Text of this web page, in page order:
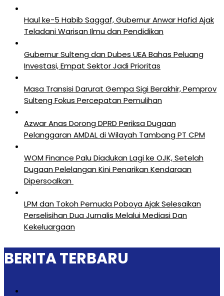
Haul ke-5 Habib Saggaf, Gubernur Anwar Hafid Ajak
Teladani Warisan Ilmu dan Pendidikan
Gubernur Sulteng dan Dubes UEA Bahas Peluang
Investasi, Empat Sektor Jadi Prioritas
Masa Transisi Darurat Gempa Sigi Berakhir, Pemprov
Sulteng Fokus Percepatan Pemulihan
Azwar Anas Dorong DPRD Periksa Dugaan
Pelanggaran AMDAL di Wilayah Tambang PT CPM
‎WOM Finance Palu Diadukan Lagi ke OJK, Setelah
Dugaan Pelelangan Kini Penarikan Kendaraan
Dipersoalkan ‎
LPM dan Tokoh Pemuda Poboya Ajak Selesaikan
Perselisihan Dua Jurnalis Melalui Mediasi Dan
Kekeluargaan
BERITA TERBARU